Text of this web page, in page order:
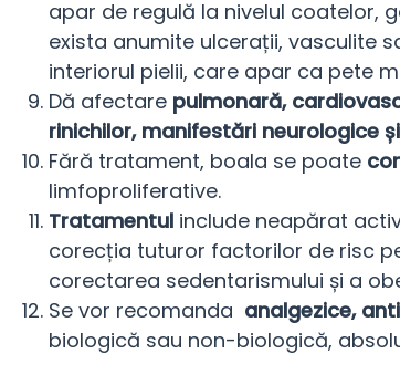
apar de regulă la nivelul coatelor,
exista anumite ulcerații, vasculite
interiorul pielii, care apar ca pete
Dă afectare pulmonară,
rinichilor, manifestări neurologice
Fără tratament, boala se poate
limfoproliferative.
Tratamentul include neapărat
corecția tuturor factorilor de risc
corectarea sedentarismului și a
Se vor recomanda analgezice,
biologică sau non-biologică,